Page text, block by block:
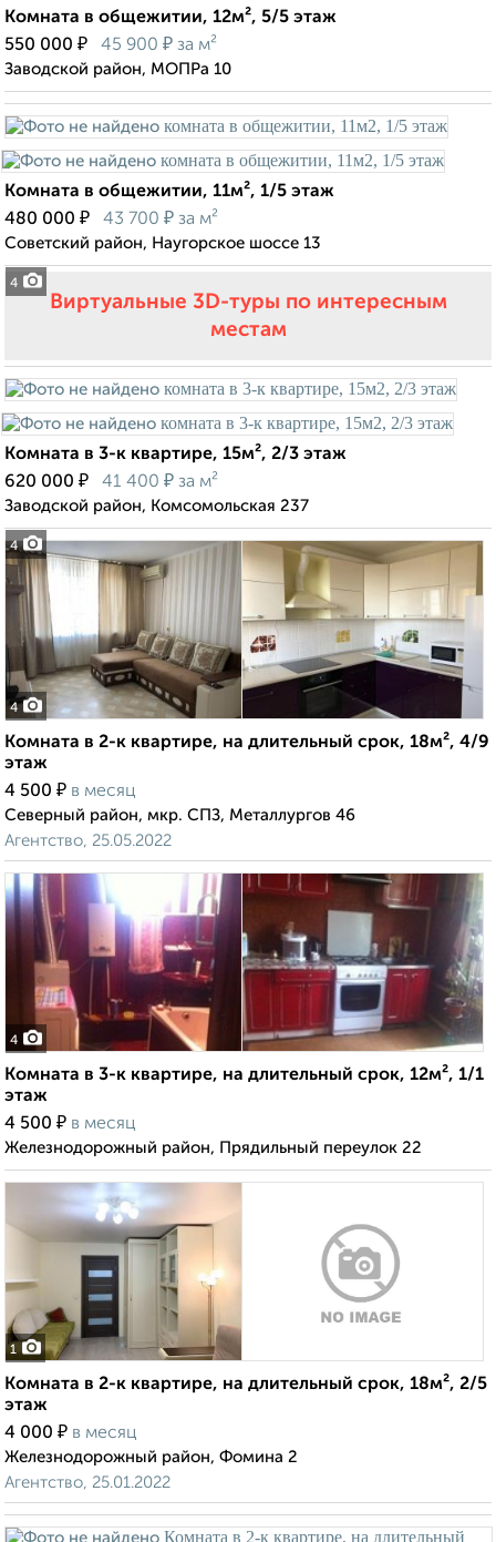
Комната в общежитии, 12м², 5/5 этаж
550 000 ₽ 45 900 ₽ за м²
Заводской район, МОПРа 10
4
Комната в общежитии, 11м², 1/5 этаж
480 000 ₽ 43 700 ₽ за м²
Советский район, Наугорское шоссе 13
Виртуальные 3D-туры по интересным
местам
4
Комната в 3-к квартире, 15м², 2/3 этаж
620 000 ₽ 41 400 ₽ за м²
Заводской район, Комсомольская 237
4
Комната в 2-к квартире, на длительный срок, 18м², 4/9
этаж
4 500 ₽ в месяц
Северный район, мкр. СПЗ, Металлургов 46
Агентство, 25.05.2022
4
Комната в 3-к квартире, на длительный срок, 12м², 1/1
этаж
4 500 ₽ в месяц
Железнодорожный район, Прядильный переулок 22
1
Комната в 2-к квартире, на длительный срок, 18м², 2/5
этаж
4 000 ₽ в месяц
Железнодорожный район, Фомина 2
Агентство, 25.01.2022